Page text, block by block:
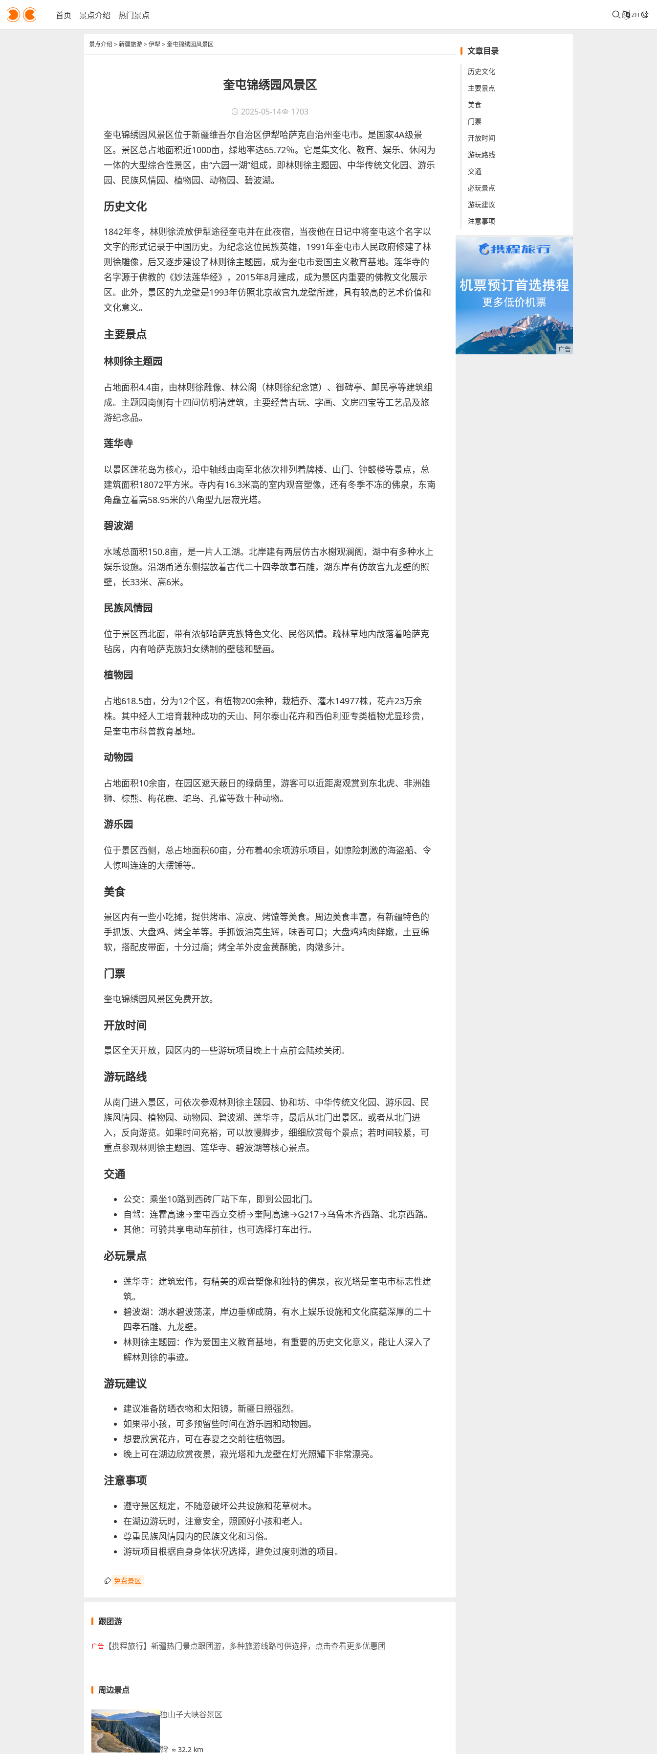
首页 景点介绍 热门景点 ZH
景点介绍 >新疆旅游>伊犁>奎屯锦绣园风景区
奎屯锦绣园风景区
2025-05-14 1703
奎屯锦绣园风景区位于新疆维吾尔自治区伊犁哈萨克自治州奎屯市。是国家4A级景
区。景区总占地面积近1000亩，绿地率达65.72％。它是集文化、教育、娱乐、休闲为
一体的大型综合性景区，由“六园一湖”组成，即林则徐主题园、中华传统文化园、游乐
园、民族风情园、植物园、动物园、碧波湖。
历史文化
1842年冬，林则徐流放伊犁途径奎屯并在此夜宿，当夜他在日记中将奎屯这个名字以
文字的形式记录于中国历史。为纪念这位民族英雄，1991年奎屯市人民政府修建了林
则徐雕像，后又逐步建设了林则徐主题园，成为奎屯市爱国主义教育基地。莲华寺的
名字源于佛教的《妙法莲华经》，2015年8月建成，成为景区内重要的佛教文化展示
区。此外，景区的九龙壁是1993年仿照北京故宫九龙壁所建，具有较高的艺术价值和
文化意义。
主要景点
林则徐主题园
占地面积4.4亩，由林则徐雕像、林公阁（林则徐纪念馆）、御碑亭、䘏民亭等建筑组
成。主题园南侧有十四间仿明清建筑，主要经营古玩、字画、文房四宝等工艺品及旅
游纪念品。
莲华寺
以景区莲花岛为核心，沿中轴线由南至北依次排列着牌楼、山门、钟鼓楼等景点，总
建筑面积18072平方米。寺内有16.3米高的室内观音塑像，还有冬季不冻的佛泉，东南
角矗立着高58.95米的八角型九层寂光塔。
碧波湖
水域总面积150.8亩，是一片人工湖。北岸建有两层仿古水榭观澜阁，湖中有多种水上
娱乐设施。沿湖甬道东侧摆放着古代二十四孝故事石雕，湖东岸有仿故宫九龙壁的照
壁，长33米、高6米。
民族风情园
位于景区西北面，带有浓郁哈萨克族特色文化、民俗风情。疏林草地内散落着哈萨克
毡房，内有哈萨克族妇女绣制的壁毯和壁画。
植物园
占地618.5亩，分为12个区，有植物200余种，栽植乔、灌木14977株，花卉23万余
株。其中经人工培育栽种成功的天山、阿尔泰山花卉和西伯利亚专类植物尤显珍贵，
是奎屯市科普教育基地。
动物园
占地面积10余亩，在园区遮天蔽日的绿荫里，游客可以近距离观赏到东北虎、非洲雄
狮、棕熊、梅花鹿、鸵鸟、孔雀等数十种动物。
游乐园
位于景区西侧，总占地面积60亩，分布着40余项游乐项目，如惊险刺激的海盗船、令
人惊叫连连的大摆锤等。
美食
景区内有一些小吃摊，提供烤串、凉皮、烤馕等美食。周边美食丰富，有新疆特色的
手抓饭、大盘鸡、烤全羊等。手抓饭油亮生辉，味香可口；大盘鸡鸡肉鲜嫩，土豆绵
软，搭配皮带面，十分过瘾；烤全羊外皮金黄酥脆，肉嫩多汁。
门票
奎屯锦绣园风景区免费开放。
开放时间
景区全天开放，园区内的一些游玩项目晚上十点前会陆续关闭。
游玩路线
从南门进入景区，可依次参观林则徐主题园、协和坊、中华传统文化园、游乐园、民
族风情园、植物园、动物园、碧波湖、莲华寺，最后从北门出景区。或者从北门进
入，反向游览。如果时间充裕，可以放慢脚步，细细欣赏每个景点；若时间较紧，可
重点参观林则徐主题园、莲华寺、碧波湖等核心景点。
交通
公交：乘坐10路到西砖厂站下车，即到公园北门。
自驾：连霍高速→奎屯西立交桥→奎阿高速→G217→乌鲁木齐西路、北京西路。
其他：可骑共享电动车前往，也可选择打车出行。
必玩景点
莲华寺：建筑宏伟，有精美的观音塑像和独特的佛泉，寂光塔是奎屯市标志性建
筑。
碧波湖：湖水碧波荡漾，岸边垂柳成荫，有水上娱乐设施和文化底蕴深厚的二十
四孝石雕、九龙壁。
林则徐主题园：作为爱国主义教育基地，有重要的历史文化意义，能让人深入了
解林则徐的事迹。
游玩建议
建议准备防晒衣物和太阳镜，新疆日照强烈。
如果带小孩，可多预留些时间在游乐园和动物园。
想要欣赏花卉，可在春夏之交前往植物园。
晚上可在湖边欣赏夜景，寂光塔和九龙壁在灯光照耀下非常漂亮。
注意事项
遵守景区规定，不随意破坏公共设施和花草树木。
在湖边游玩时，注意安全，照顾好小孩和老人。
尊重民族风情园内的民族文化和习俗。
游玩项目根据自身身体状况选择，避免过度刺激的项目。
免费景区
文章目录
历史文化
主要景点
美食
门票
开放时间
游玩路线
交通
必玩景点
游玩建议
注意事项
广告
跟团游
广告 【携程旅行】新疆热门景点跟团游，多种旅游线路可供选择，点击查看更多优惠团
周边景点
独山子大峡谷景区
≈ 32.2 km